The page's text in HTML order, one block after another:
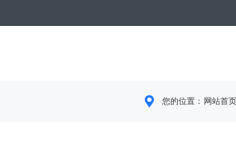
您的位置： 网站首页